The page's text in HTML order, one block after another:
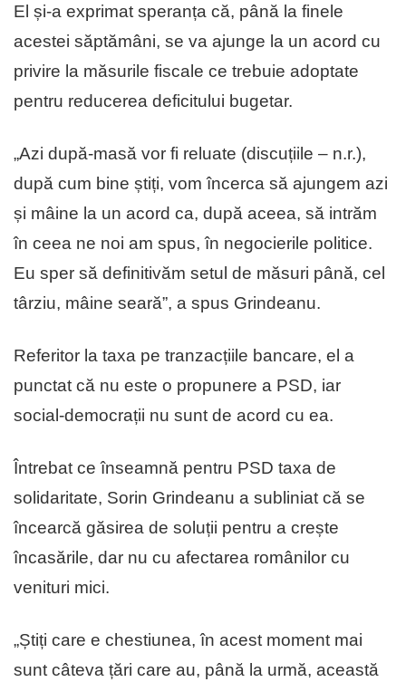
El și-a exprimat speranța că, până la finele
acestei săptămâni, se va ajunge la un acord cu
privire la măsurile fiscale ce trebuie adoptate
pentru reducerea deficitului bugetar.
„Azi după-masă vor fi reluate (discuțiile – n.r.),
după cum bine știți, vom încerca să ajungem azi
și mâine la un acord ca, după aceea, să intrăm
în ceea ne noi am spus, în negocierile politice.
Eu sper să definitivăm setul de măsuri până, cel
târziu, mâine seară”, a spus Grindeanu.
Referitor la taxa pe tranzacțiile bancare, el a
punctat că nu este o propunere a PSD, iar
social-democrații nu sunt de acord cu ea.
Întrebat ce înseamnă pentru PSD taxa de
solidaritate, Sorin Grindeanu a subliniat că se
încearcă găsirea de soluții pentru a crește
încasările, dar nu cu afectarea românilor cu
venituri mici.
„Știți care e chestiunea, în acest moment mai
sunt câteva țări care au, până la urmă, această